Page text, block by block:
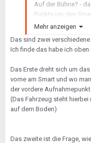
Auf der Bühne? -
Punkte um den
anzuheben.
Mehr anzeigen
Das sind zwei verschiedene
Ich finde das habe ich oben
Das Erste dreht sich um
vorne am Smart und wo
der vordere
(Das Fahrzeug steht
auf dem Boden)
Das zweite ist die Frage,